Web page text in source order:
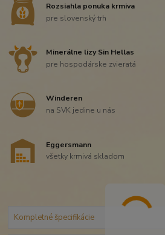
Rozsiahla ponuka krmiva
pre slovenský trh
Minerálne lizy Sin Hellas
pre hospodárske zvieratá
Winderen
na SVK jedine u nás
Eggersmann
všetky krmivá skladom
Kompletné špecifikácie